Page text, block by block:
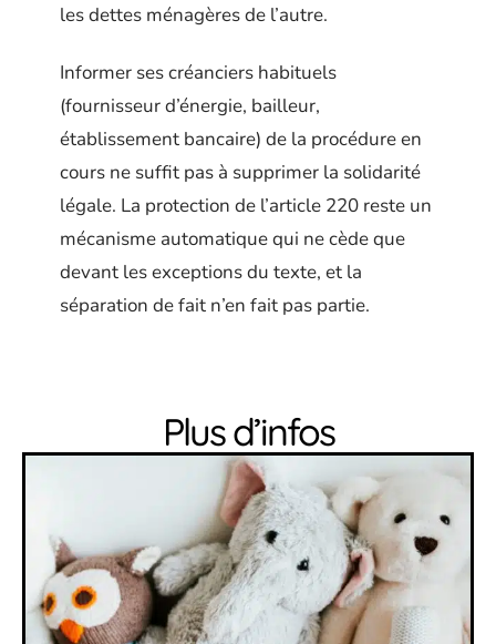
les dettes ménagères de l’autre.
Informer ses créanciers habituels
(fournisseur d’énergie, bailleur,
établissement bancaire) de la procédure en
cours ne suffit pas à supprimer la solidarité
légale. La protection de l’article 220 reste un
mécanisme automatique qui ne cède que
devant les exceptions du texte, et la
séparation de fait n’en fait pas partie.
Plus d’infos